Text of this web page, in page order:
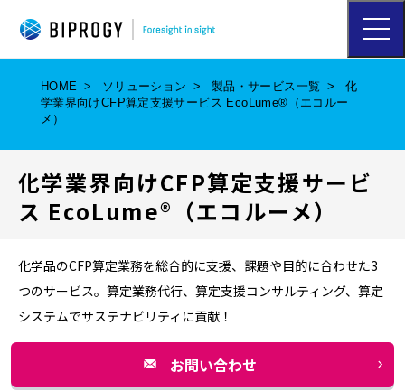
ハ
ン
ニ
ー
HOME ソリューション 製品・サービス一覧
化
学業界向けCFP算定支援サービス EcoLume®（エコルー
メ）
化学業界向けCFP算定支援サービ
ス EcoLume®（エコルーメ）
化学品のCFP算定業務を総合的に支援、課題や目的に合わせた3
つのサービス。算定業務代行、算定支援コンサルティング、算定
システムでサステナビリティに貢献！
お問い合わせ